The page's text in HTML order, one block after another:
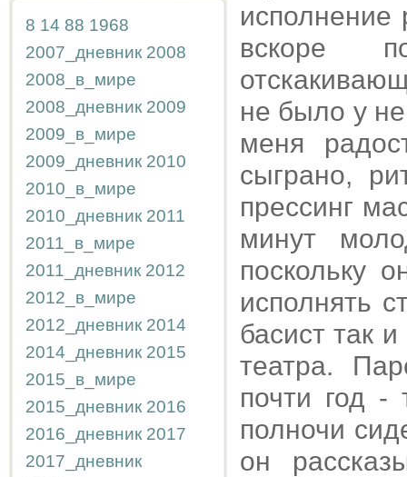
8 14 88 1968
2007_дневник 2008
2008_в_мире
2008_дневник 2009
2009_в_мире
2009_дневник 2010
2010_в_мире
2010_дневник 2011
2011_в_мире
2011_дневник 2012
2012_в_мире
2012_дневник 2014
2014_дневник 2015
2015_в_мире
2015_дневник 2016
2016_дневник 2017
2017_дневник
исполнение
вскоре
не было у
меня
сыграно,
прессинг
минут
поскольку
исполнять
басист так
театра.
почти год
полночи
он